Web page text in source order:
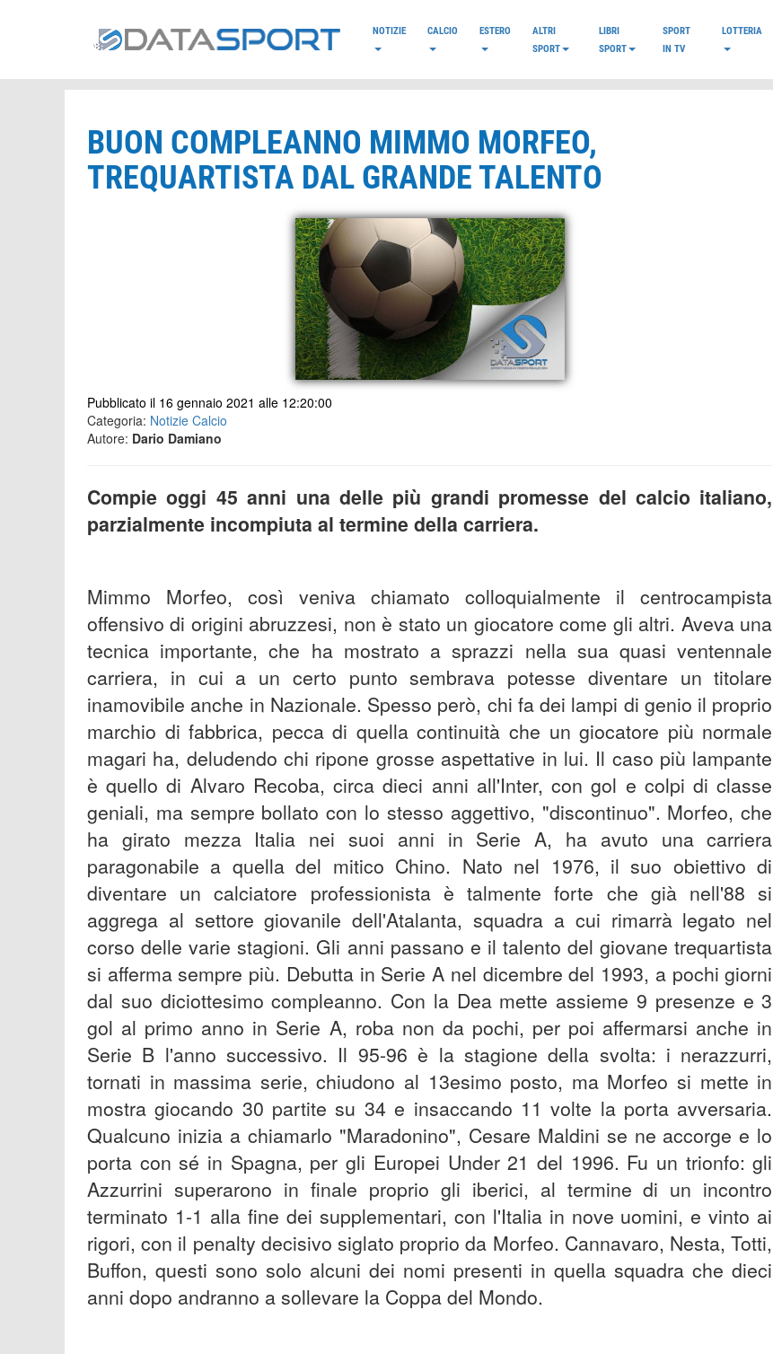
NOTIZIE CALCIO ESTERO
ALTRI
SPORT
LIBRI
SPORT
SPORT
IN TV
LOTTERIA
BUON COMPLEANNO MIMMO MORFEO,
TREQUARTISTA DAL GRANDE TALENTO
Pubblicato il 16 gennaio 2021 alle 12:20:00
Categoria: Notizie Calcio
Autore: Dario Damiano
Compie oggi 45 anni una delle più grandi promesse del calcio italiano,
parzialmente incompiuta al termine della carriera.
Mimmo Morfeo, così veniva chiamato colloquialmente il centrocampista
offensivo di origini abruzzesi, non è stato un giocatore come gli altri. Aveva una
tecnica importante, che ha mostrato a sprazzi nella sua quasi ventennale
carriera, in cui a un certo punto sembrava potesse diventare un titolare
inamovibile anche in Nazionale. Spesso però, chi fa dei lampi di genio il proprio
marchio di fabbrica, pecca di quella continuità che un giocatore più normale
magari ha, deludendo chi ripone grosse aspettative in lui. Il caso più lampante
è quello di Alvaro Recoba, circa dieci anni all'Inter, con gol e colpi di classe
geniali, ma sempre bollato con lo stesso aggettivo, "discontinuo". Morfeo, che
ha girato mezza Italia nei suoi anni in Serie A, ha avuto una carriera
paragonabile a quella del mitico Chino. Nato nel 1976, il suo obiettivo di
diventare un calciatore professionista è talmente forte che già nell'88 si
aggrega al settore giovanile dell'Atalanta, squadra a cui rimarrà legato nel
corso delle varie stagioni. Gli anni passano e il talento del giovane trequartista
si afferma sempre più. Debutta in Serie A nel dicembre del 1993, a pochi giorni
dal suo diciottesimo compleanno. Con la Dea mette assieme 9 presenze e 3
gol al primo anno in Serie A, roba non da pochi, per poi affermarsi anche in
Serie B l'anno successivo. Il 95-96 è la stagione della svolta: i nerazzurri,
tornati in massima serie, chiudono al 13esimo posto, ma Morfeo si mette in
mostra giocando 30 partite su 34 e insaccando 11 volte la porta avversaria.
Qualcuno inizia a chiamarlo "Maradonino", Cesare Maldini se ne accorge e lo
porta con sé in Spagna, per gli Europei Under 21 del 1996. Fu un trionfo: gli
Azzurrini superarono in finale proprio gli iberici, al termine di un incontro
terminato 1-1 alla fine dei supplementari, con l'Italia in nove uomini, e vinto ai
rigori, con il penalty decisivo siglato proprio da Morfeo. Cannavaro, Nesta, Totti,
Buffon, questi sono solo alcuni dei nomi presenti in quella squadra che dieci
anni dopo andranno a sollevare la Coppa del Mondo.